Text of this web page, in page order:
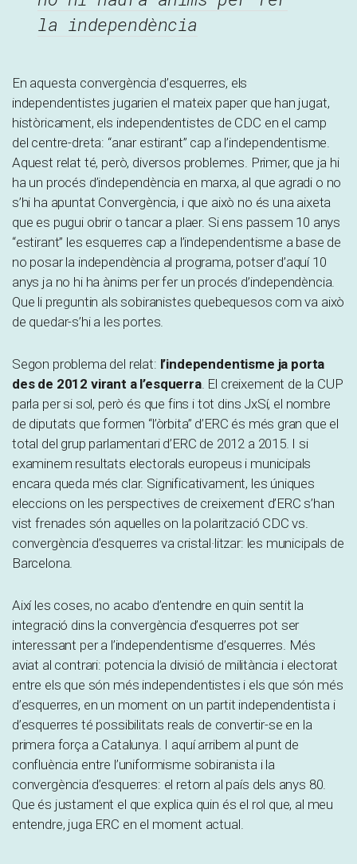
la independència
En aquesta convergència d’esquerres, els
independentistes jugarien el mateix paper que han jugat,
històricament, els independentistes de CDC en el camp
del centre-dreta: “anar estirant” cap a l’independentisme.
Aquest relat té, però, diversos problemes. Primer, que ja hi
ha un procés d’independència en marxa, al que agradi o no
s’hi ha apuntat Convergència, i que això no és una aixeta
que es pugui obrir o tancar a plaer. Si ens passem 10 anys
“estirant” les esquerres cap a l’independentisme a base de
no posar la independència al programa, potser d’aquí 10
anys ja no hi ha ànims per fer un procés d’independència.
Que li preguntin als sobiranistes quebequesos com va això
de quedar-s’hi a les portes.
Segon problema del relat: l’independentisme ja porta
des de 2012 virant a l’esquerra. El creixement de la CUP
parla per si sol, però és que fins i tot dins JxSí, el nombre
de diputats que formen “l’òrbita” d’ERC és més gran que el
total del grup parlamentari d’ERC de 2012 a 2015. I si
examinem resultats electorals europeus i municipals
encara queda més clar. Significativament, les úniques
eleccions on les perspectives de creixement d’ERC s’han
vist frenades són aquelles on la polarització CDC vs.
convergència d’esquerres va cristal·litzar: les municipals de
Barcelona.
Així les coses, no acabo d’entendre en quin sentit la
integració dins la convergència d’esquerres pot ser
interessant per a l’independentisme d’esquerres. Més
aviat al contrari: potencia la divisió de militància i electorat
entre els que són més independentistes i els que són més
d’esquerres, en un moment on un partit independentista i
d’esquerres té possibilitats reals de convertir-se en la
primera força a Catalunya. I aquí arribem al punt de
confluència entre l’uniformisme sobiranista i la
convergència d’esquerres: el retorn al país dels anys 80.
Que és justament el que explica quin és el rol que, al meu
entendre, juga ERC en el moment actual.